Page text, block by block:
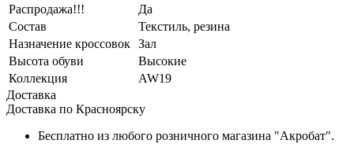
Распродажа!!!
Да
Состав
Текстиль, резина
Назначение кроссовок Зал
Высота обуви
Высокие
Коллекция
AW19
Доставка
Доставка по Красноярску
Бесплатно из любого розничного магазина "Акробат".